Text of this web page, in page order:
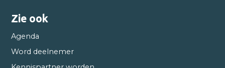
Zie ook
Agenda
Word deelnemer